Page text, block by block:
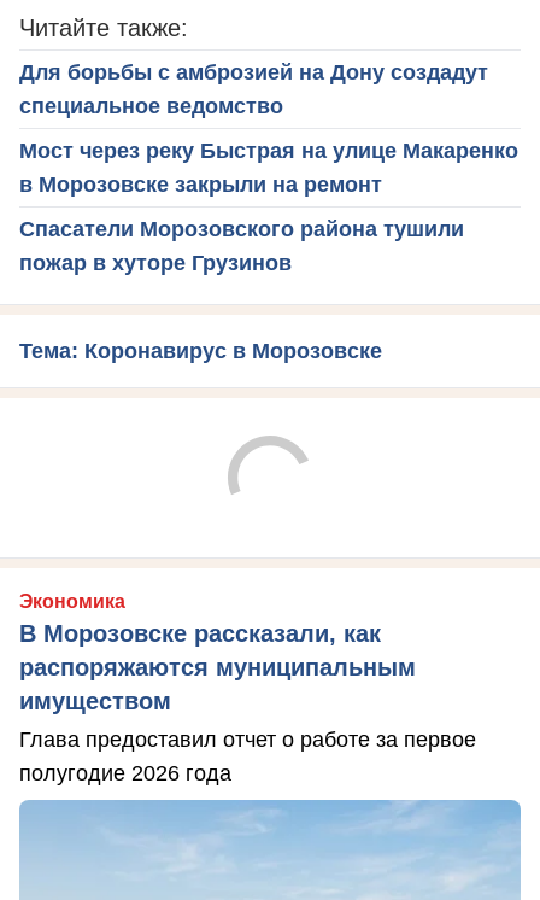
Читайте также:
Для борьбы с амброзией на Дону создадут
специальное ведомство
Мост через реку Быстрая на улице Макаренко
в Морозовске закрыли на ремонт
Спасатели Морозовского района тушили
пожар в хуторе Грузинов
Тема: Коронавирус в Морозовске
Экономика
В Морозовске рассказали, как
распоряжаются муниципальным
имуществом
Глава предоставил отчет о работе за первое
полугодие 2026 года